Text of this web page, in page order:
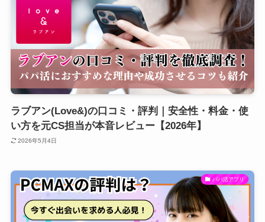
ラブアン(Love&)の口コミ・評判｜安全性・料金・使
い方を元CS担当が本音レビュー【2026年】
2026年5月4日
パパ活アプリ